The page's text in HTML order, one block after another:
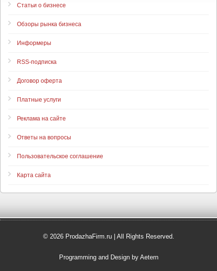
Статьи о бизнесе
Обзоры рынка бизнеса
Информеры
RSS-подписка
Договор оферта
Платные услуги
Реклама на сайте
Ответы на вопросы
Пользовательское соглашение
Карта сайта
© 2026 ProdazhaFirm.ru | All Rights Reserved.
Programming and Design by Aetern